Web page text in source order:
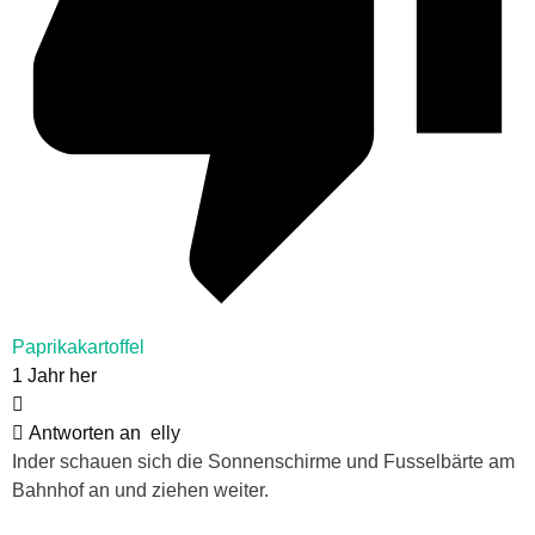
Paprikakartoffel
1 Jahr her
Antworten an elly
Inder schauen sich die Sonnenschirme und Fusselbärte am
Bahnhof an und ziehen weiter.